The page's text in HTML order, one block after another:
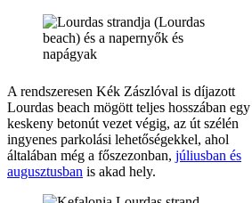
A rendszeresen Kék Zászlóval is díjazott
Lourdas beach mögött teljes hosszában egy
keskeny betonút vezet végig, az út szélén
ingyenes parkolási lehetőségekkel, ahol
általában még a főszezonban, júliusban és
augusztusban is akad hely.